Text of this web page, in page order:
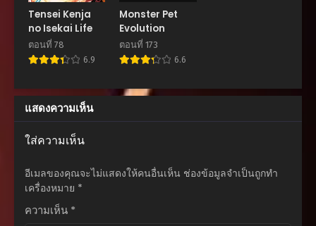
ตอนที่ 256
เมษายน 30, 2026
ตอนที่ 255
เมษายน 30, 2026
ตอนที่ 254
เมษายน 30, 2026
ตอนที่ 253
ตอนที่ 252
เมษายน 30, 2026
Tensei Kenja
no Isekai Life
ตอนที่ 78
6.9
Monster Pet
Evolution
ตอนที่ 173
6.6
แสดงความเห็น
ใส่ความเห็น
อีเมลของคุณจะไม่แสดงให้คนอื่นเห็น ช่องข้อมูลจำเป็นถูกทำ
เครื่องหมาย *
ความเห็น *